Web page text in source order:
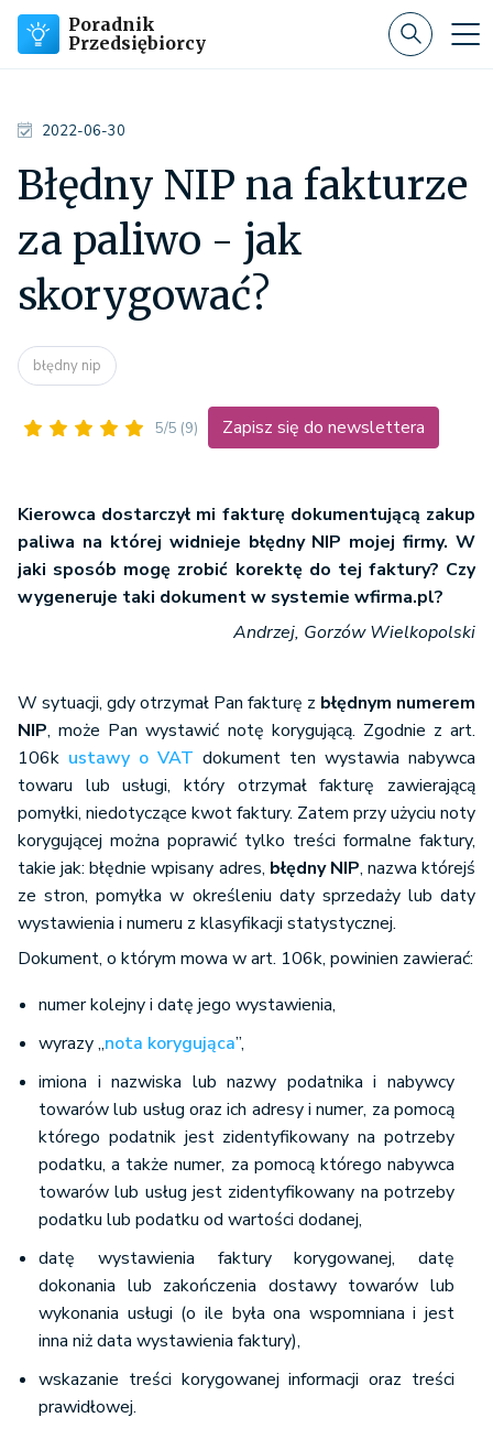
Poradnik
Przedsiębiorcy
2022-06-30
Błędny NIP na fakturze
za paliwo - jak
skorygować?
błędny nip
5/5 (9) Zapisz się do newslettera
Kierowca dostarczył mi fakturę dokumentującą zakup
paliwa na której widnieje błędny NIP mojej firmy. W
jaki sposób mogę zrobić korektę do tej faktury? Czy
wygeneruje taki dokument w systemie wfirma.pl?
Andrzej, Gorzów Wielkopolski
W sytuacji, gdy otrzymał Pan fakturę z błędnym numerem
NIP, może Pan wystawić notę korygującą. Zgodnie z art.
106k ustawy o VAT dokument ten wystawia nabywca
towaru lub usługi, który otrzymał fakturę zawierającą
pomyłki, niedotyczące kwot faktury. Zatem przy użyciu noty
korygującej można poprawić tylko treści formalne faktury,
takie jak: błędnie wpisany adres, błędny NIP, nazwa którejś
ze stron, pomyłka w określeniu daty sprzedaży lub daty
wystawienia i numeru z klasyfikacji statystycznej.
Dokument, o którym mowa w art. 106k, powinien zawierać:
numer kolejny i datę jego wystawienia,
wyrazy „nota korygująca”,
imiona i nazwiska lub nazwy podatnika i nabywcy
towarów lub usług oraz ich adresy i numer, za pomocą
którego podatnik jest zidentyfikowany na potrzeby
podatku, a także numer, za pomocą którego nabywca
towarów lub usług jest zidentyfikowany na potrzeby
podatku lub podatku od wartości dodanej,
datę wystawienia faktury korygowanej, datę
dokonania lub zakończenia dostawy towarów lub
wykonania usługi (o ile była ona wspomniana i jest
inna niż data wystawienia faktury),
wskazanie treści korygowanej informacji oraz treści
prawidłowej.